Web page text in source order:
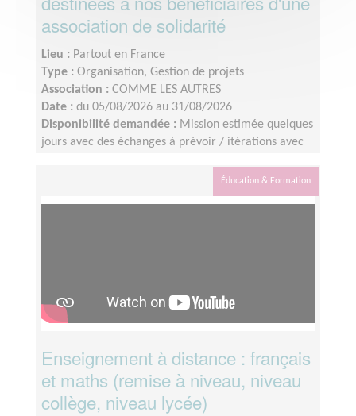
association de solidarité
Lieu : Partout en France
Type : Organisation, Gestion de projets
Association : COMME LES AUTRES
Date : du 05/08/2026 au 31/08/2026
Disponibilité demandée : Mission estimée quelques
jours avec des échanges à prévoir / itérations avec
2026Identification du profil : idéalement avant le 10
juillet 2026Montage : à finaliser d’ici la fin août
Éducation & Formation
Enseignement à distance : français
et maths (remise à niveau, niveau
collège, niveau lycée)